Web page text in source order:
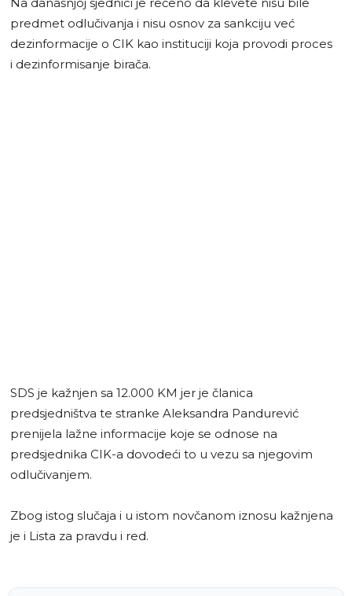
predmet odlučivanja i nisu osnov za sankciju već
dezinformacije o CIK kao instituciji koja provodi proces
i dezinformisanje birača.
SDS je kažnjen sa 12.000 KM jer je članica
predsjedništva te stranke Aleksandra Pandurević
prenijela lažne informacije koje se odnose na
predsjednika CIK-a dovodeći to u vezu sa njegovim
odlučivanjem.
Zbog istog slučaja i u istom novčanom iznosu kažnjena
je i Lista za pravdu i red.